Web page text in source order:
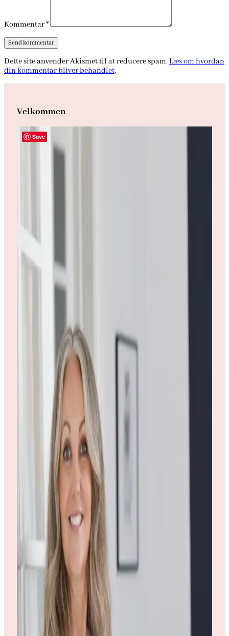
Kommentar*
Dette site anvender Akismet til at reducere spam.Læs om hvordan
din kommentar bliver behandlet.
Velkommen
Save